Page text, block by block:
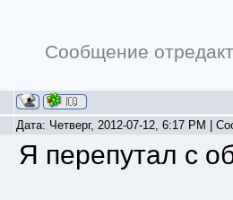
Сообщение
Дата: Четверг, 2012-07-12, 6:17 PM |
Я перепутал с